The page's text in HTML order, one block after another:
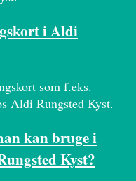
i Aldi
som f.eks.
Aldi Rungsted Kyst.
kan bruge i
Kyst?